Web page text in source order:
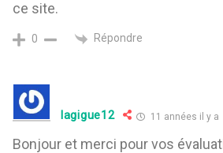
ce site.
0 Répondre
lagigue12 11 années il y a
Bonjour et merci pour vos